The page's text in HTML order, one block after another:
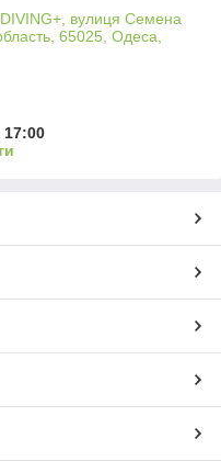
вулиця Семена
65025, Одеса,
17:00